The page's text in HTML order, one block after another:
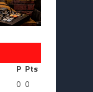
P Pts
0 0